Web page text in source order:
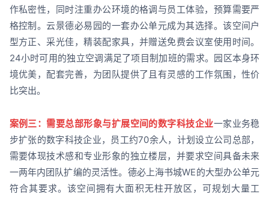
作私密性，同时注重办公环境的格调与员工体验，预算需要严
格控制。云景德必易园的一套办公单元成为其选择。该空间户
型方正、采光佳，精装配家具，并赠送免费会议室使用时间。
24小时可用的独立空调满足了项目制加班的需求。园区本身环
境优美，配套完善，为团队提供了且有灵感的工作氛围，性价
比突出。
案例三：需要总部形象与扩展空间的数字科技企业一家业务稳
步扩张的数字科技企业，员工约70余人，计划设立公司总部，
需要体现技术感和专业形象的独立楼层，并要求空间具备未来
一两年内团队扩编的灵活性。德必上海书城WE的大型办公单元
符合其要求。该空间拥有大面积无柱开放区，可规划大量工